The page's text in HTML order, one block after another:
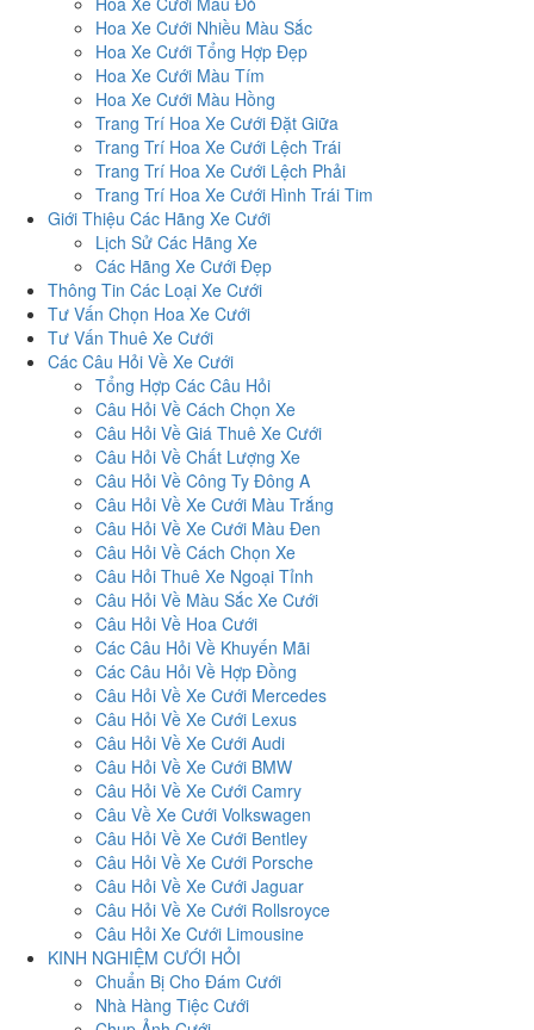
Hoa Xe Cưới Nhiều Màu Sắc
Hoa Xe Cưới Tổng Hợp Đẹp
Hoa Xe Cưới Màu Tím
Hoa Xe Cưới Màu Hồng
Trang Trí Hoa Xe Cưới Đặt Giữa
Trang Trí Hoa Xe Cưới Lệch Trái
Trang Trí Hoa Xe Cưới Lệch Phải
Trang Trí Hoa Xe Cưới Hình Trái Tim
Giới Thiệu Các Hãng Xe Cưới
Lịch Sử Các Hãng Xe
Các Hãng Xe Cưới Đẹp
Thông Tin Các Loại Xe Cưới
Tư Vấn Chọn Hoa Xe Cưới
Tư Vấn Thuê Xe Cưới
Các Câu Hỏi Về Xe Cưới
Tổng Hợp Các Câu Hỏi
Câu Hỏi Về Cách Chọn Xe
Câu Hỏi Về Giá Thuê Xe Cưới
Câu Hỏi Về Chất Lượng Xe
Câu Hỏi Về Công Ty Đông A
Câu Hỏi Về Xe Cưới Màu Trắng
Câu Hỏi Về Xe Cưới Màu Đen
Câu Hỏi Về Cách Chọn Xe
Câu Hỏi Thuê Xe Ngoại Tỉnh
Câu Hỏi Về Màu Sắc Xe Cưới
Câu Hỏi Về Hoa Cưới
Các Câu Hỏi Về Khuyến Mãi
Các Câu Hỏi Về Hợp Đồng
Câu Hỏi Về Xe Cưới Mercedes
Câu Hỏi Về Xe Cưới Lexus
Câu Hỏi Về Xe Cưới Audi
Câu Hỏi Về Xe Cưới BMW
Câu Hỏi Về Xe Cưới Camry
Câu Về Xe Cưới Volkswagen
Câu Hỏi Về Xe Cưới Bentley
Câu Hỏi Về Xe Cưới Porsche
Câu Hỏi Về Xe Cưới Jaguar
Câu Hỏi Về Xe Cưới Rollsroyce
Câu Hỏi Xe Cưới Limousine
KINH NGHIỆM CƯỚI HỎI
Chuẩn Bị Cho Đám Cưới
Nhà Hàng Tiệc Cưới